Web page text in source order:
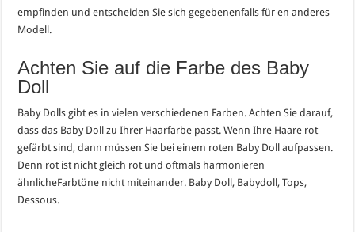
empfinden und entscheiden Sie sich gegebenenfalls für en anderes
Modell.
Achten Sie auf die Farbe des Baby
Doll
Baby Dolls gibt es in vielen verschiedenen Farben. Achten Sie darauf,
dass das Baby Doll zu Ihrer Haarfarbe passt. Wenn Ihre Haare rot
gefärbt sind, dann müssen Sie bei einem roten Baby Doll aufpassen.
Denn rot ist nicht gleich rot und oftmals harmonieren
ähnlicheFarbtöne nicht miteinander. Baby Doll, Babydoll, Tops,
Dessous.